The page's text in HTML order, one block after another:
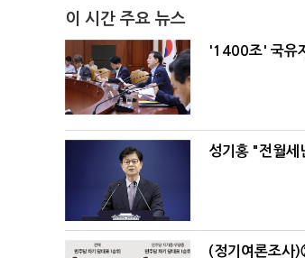
이 시간 주요 뉴스
'1400조' 국유
성기홍 "전월세
(정기여론조사